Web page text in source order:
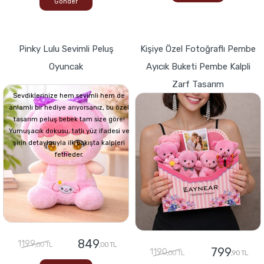
Gönder
Pinky Lulu Sevimli Peluş
Oyuncak
Sevdiklerinize hem sevimli hem de
anlamlı bir hediye arıyorsanız, bu özel
tasarım peluş bebek tam size göre!
Yumuşacık dokusu, tatlı yüz ifadesi ve
şirin detaylarıyla ilk bakışta kalpleri
fetheder.
1199,00 TL 849,00 TL
Kişiye Özel Fotoğraflı Pembe
Ayıcık Buketi Pembe Kalpli
Zarf Tasarım
1190,00 TL 799,90 TL